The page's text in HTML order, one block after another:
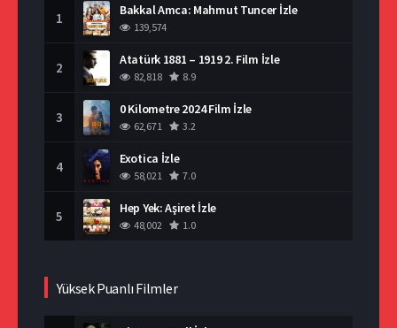
1 Bakkal Amca: Mahmut Tuncer İzle
139,574
2 Atatürk 1881 – 1919 2. Film İzle
82,818 8.9
3 0 Kilometre 2024 Film İzle
62,671 3.2
4 Exotica İzle
58,021 7.0
5 Hep Yek: Aşiret İzle
48,002 1.0
Yüksek Puanlı Filmler